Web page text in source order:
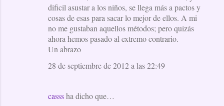
dificil asustar a los niños, se llega más a pactos y
cosas de esas para sacar lo mejor de ellos. A mi
no me gustaban aquellos métodos; pero quizás
ahora hemos pasado al extremo contrario.
Un abrazo
28 de septiembre de 2012 a las 22:49
casssha dicho que…